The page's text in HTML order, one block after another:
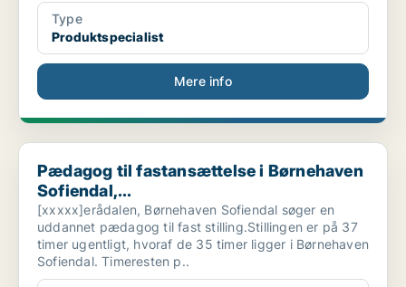
Type
Produktspecialist
Mere info
Pædagog til fastansættelse i Børnehaven Sofiendal,...
Pædagog til fastansættelse i Børnehaven
Sofiendal,...
[xxxxx]erådalen, Børnehaven Sofiendal søger en
uddannet pædagog til fast stilling.Stillingen er på 37
timer ugentligt, hvoraf de 35 timer ligger i Børnehaven
Sofiendal. Timeresten p..